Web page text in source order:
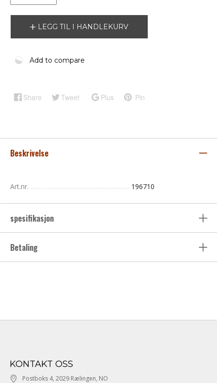
LEGG TIL I HANDLEKURV
Add to compare
Share Tweet Plus Pin
Beskrivelse
Art.nr. 196710
spesifikasjon
Betaling
KONTAKT OSS
Postboks 4, 2029 Rælingen, NO